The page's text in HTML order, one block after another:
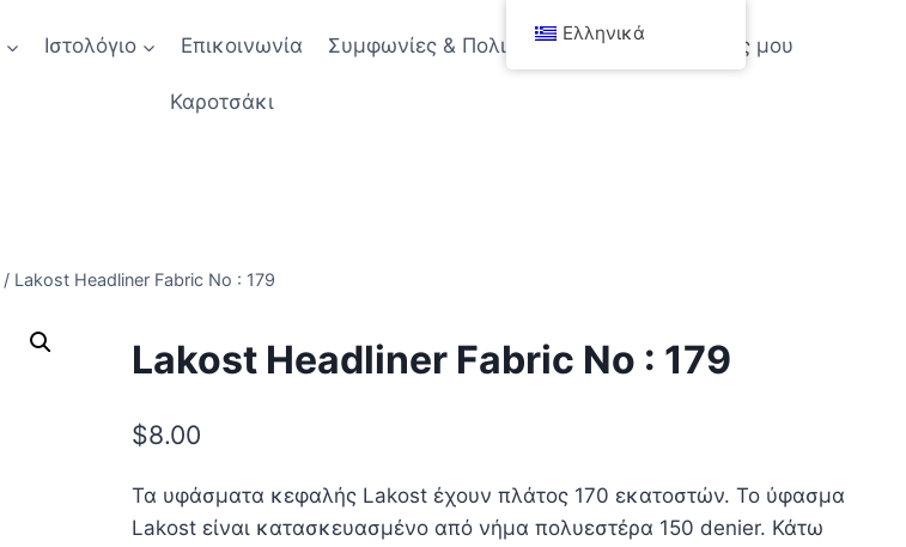
Ιστολόγιο Επικοινωνία Συμφωνίες & Πολιτικές Ο λογαριασμός μου
Καροτσάκι
/ Lakost Headliner Fabric No : 179
Lakost Headliner Fabric No : 179
$8.00
Τα υφάσματα κεφαλής Lakost έχουν πλάτος 170 εκατοστών. Το ύφασμα
Lakost είναι κατασκευασμένο από νήμα πολυεστέρα 150 denier. Κάτω
Ελληνικά